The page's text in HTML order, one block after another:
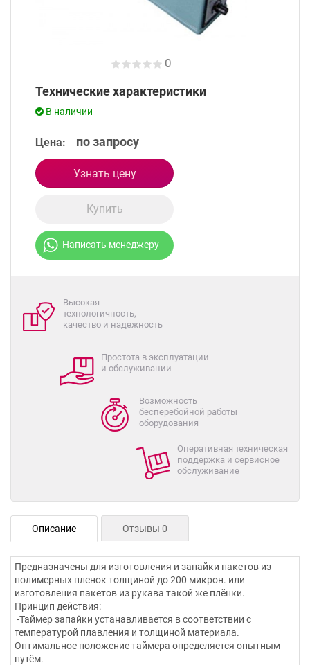
0
Технические характеристики
В наличии
Цена: по запросу
Узнать цену
Купить
Написать менеджеру
Высокая
технологичность,
качество и надежность
Простота в эксплуатации
и обслуживании
Возможность
бесперебойной работы
оборудования
Оперативная техническая
поддержка и сервисное
обслуживание
Описание Отзывы 0
Предназначены для изготовления и запайки пакетов из
полимерных пленок толщиной до 200 микрон. или
изготовления пакетов из рукава такой же плёнки.
Принцип действия:
-Таймер запайки устанавливается в соответствии с
температурой плавления и толщиной материала.
Оптимальное положение таймера определяется опытным
путём.